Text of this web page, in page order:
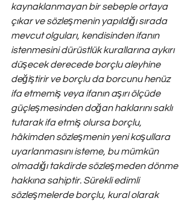
kaynaklanmayan bir sebeple ortaya
çıkar ve sözleşmenin yapıldığı sırada
mevcut olguları, kendisinden ifanın
istenmesini dürüstlük kurallarına aykırı
düşecek derecede borçlu aleyhine
değiştirir ve borçlu da borcunu henüz
ifa etmemiş veya ifanın aşırı ölçüde
güçleşmesinden doğan haklarını saklı
tutarak ifa etmiş olursa borçlu,
hâkimden sözleşmenin yeni koşullara
uyarlanmasını isteme, bu mümkün
olmadığı takdirde sözleşmeden dönme
hakkına sahiptir. Sürekli edimli
sözleşmelerde borçlu, kural olarak